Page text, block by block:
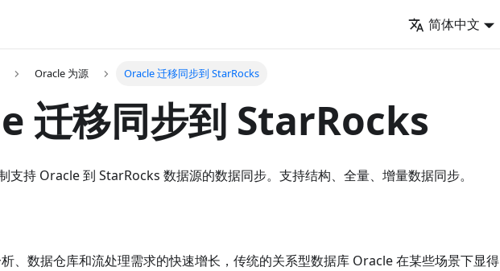
简体中文
Oracle 为源 Oracle 迁移同步到 StarRocks
迁移同步到 StarRocks
支持 Oracle 到 StarRocks 数据源的数据同步。支持结构、全量、增量数据同步。
、数据仓库和流处理需求的快速增长，传统的关系型数据库 Oracle 在某些场景下显得